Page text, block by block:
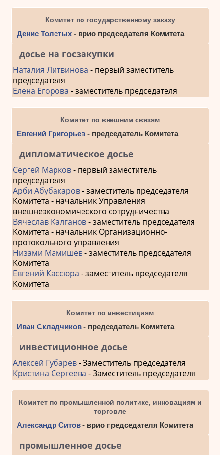
Комитет по государственному заказу
Денис Толстых- врио председателя Комитета
досье на госзакупки
Наталия Литвинова - первый заместитель
председателя
Елена Егорова - заместитель председателя
Комитет по внешним связям
Евгений Григорьев- председатель Комитета
дипломатическое досье
Сергей Марков- первый заместитель
председателя
Арби Абубакаров- заместитель председателя
Комитета - начальник Управления
внешнеэкономического сотрудничества
Вячеслав Калганов- заместитель председателя
Комитета - начальник Организационно-
протокольного управления
Низами Мамишев- заместитель председателя
Комитета
Евгений Кассюра - заместитель председателя
Комитета
Комитет по инвестициям
Иван Складчиков- председатель Комитета
инвестиционное досье
Алексей Губарев- Заместитель председателя
Кристина Сергеева - Заместитель председателя
Комитет по промышленной политике, инновациям и
торговле
Александр Ситов- врио председателя Комитета
промышленное досье